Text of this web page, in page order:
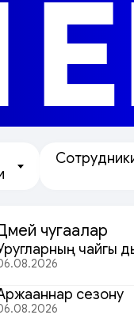
чугаалар
чайгы
сезону